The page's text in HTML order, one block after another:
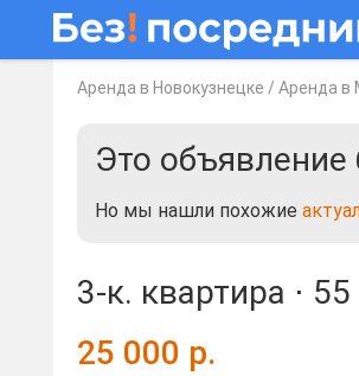
Аренда в Новокузнецке / Аренда в
Это объявление
Но мы нашли похожие
3-к. квартира ⋅ 55
25 000 р.